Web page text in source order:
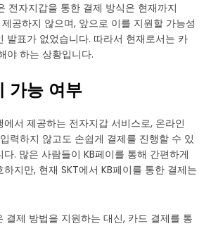
전자지갑을 통한 결제 방식은 현재까지
공하지 않으며, 앞으로 이를 지원할 가능성
발표가 없었습니다. 따라서 현재로서는 카
야 하는 상황입니다.
가능 여부
에서 제공하는 전자지갑 서비스로, 온라인
력하지 않고도 손쉽게 결제를 진행할 수 있
. 많은 사람들이 KB페이를 통해 간편하게
지만, 현재 SKT에서 KB페이를 통한 결제는
결제 방법을 지원하는 대신, 카드 결제를 통